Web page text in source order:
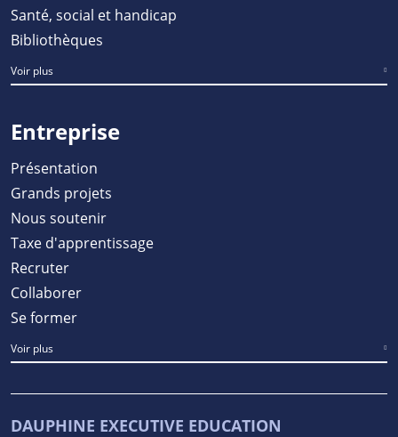
Santé, social et handicap
Bibliothèques
Voir plus
Entreprise
Présentation
Grands projets
Nous soutenir
Taxe d'apprentissage
Recruter
Collaborer
Se former
Voir plus
DAUPHINE EXECUTIVE EDUCATION